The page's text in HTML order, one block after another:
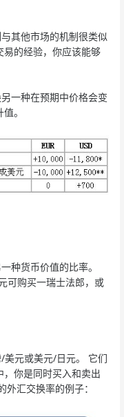
其他市场的机制很类似
易的经验，你应该能够
一种在预期中价格会变
。
货币价值的比率。
可购买一瑞士法郎，或
元或美元/日元。 它们
你是同时买入和卖出
汇交换率的例子：